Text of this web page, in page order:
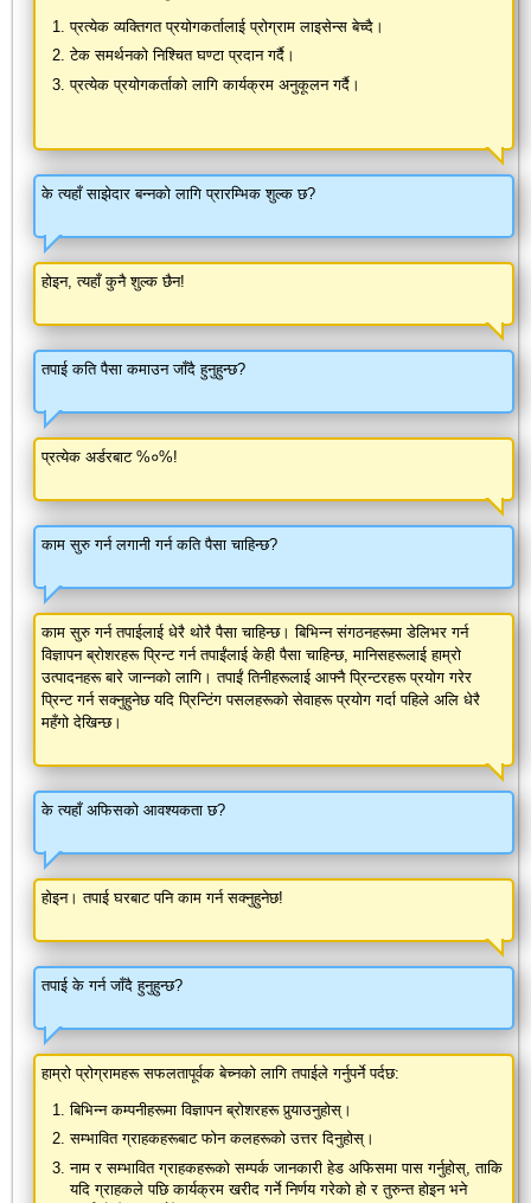
प्रत्येक व्यक्तिगत प्रयोगकर्तालाई प्रोग्राम लाइसेन्स बेच्दै।
टेक समर्थनको निश्चित घण्टा प्रदान गर्दै।
प्रत्येक प्रयोगकर्ताको लागि कार्यक्रम अनुकूलन गर्दै।
के त्यहाँ साझेदार बन्नको लागि प्रारम्भिक शुल्क छ?
होइन, त्यहाँ कुनै शुल्क छैन!
तपाई कति पैसा कमाउन जाँदै हुनुहुन्छ?
प्रत्येक अर्डरबाट %०%!
काम सुरु गर्न लगानी गर्न कति पैसा चाहिन्छ?
काम सुरु गर्न तपाईलाई धेरै थोरै पैसा चाहिन्छ। बिभिन्न संगठनहरूमा डेलिभर गर्न
विज्ञापन ब्रोशरहरू प्रिन्ट गर्न तपाईंलाई केही पैसा चाहिन्छ, मानिसहरूलाई हाम्रो
उत्पादनहरू बारे जान्नको लागि। तपाईं तिनीहरूलाई आफ्नै प्रिन्टरहरू प्रयोग गरेर
प्रिन्ट गर्न सक्नुहुनेछ यदि प्रिन्टिंग पसलहरूको सेवाहरू प्रयोग गर्दा पहिले अलि धेरै
महँगो देखिन्छ।
के त्यहाँ अफिसको आवश्यकता छ?
होइन। तपाई घरबाट पनि काम गर्न सक्नुहुनेछ!
तपाई के गर्न जाँदै हुनुहुन्छ?
हाम्रो प्रोग्रामहरू सफलतापूर्वक बेच्नको लागि तपाईले गर्नुपर्ने पर्दछ:
बिभिन्न कम्पनीहरूमा विज्ञापन ब्रोशरहरू पुर्‍याउनुहोस्।
सम्भावित ग्राहकहरूबाट फोन कलहरूको उत्तर दिनुहोस्।
नाम र सम्भावित ग्राहकहरूको सम्पर्क जानकारी हेड अफिसमा पास गर्नुहोस्, ताकि
यदि ग्राहकले पछि कार्यक्रम खरीद गर्ने निर्णय गरेको हो र तुरुन्त होइन भने